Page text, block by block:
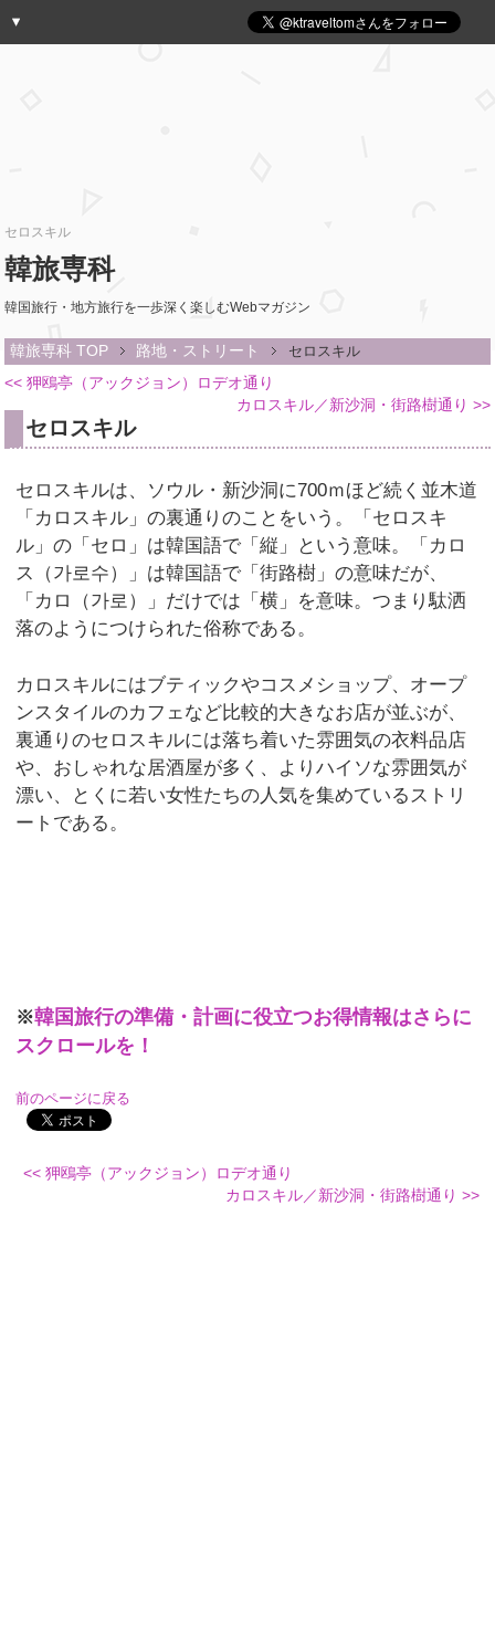
セロスキル
韓旅専科
韓国旅行・地方旅行を一歩深く楽しむWebマガジン
韓旅専科 TOP 路地・ストリート
セロスキル
<< 狎鴎亭（アックジョン）ロデオ通り
カロスキル／新沙洞・街路樹通り >>
セロスキル
セロスキルは、ソウル・新沙洞に700ｍほど続く並木道
「カロスキル」の裏通りのことをいう。「セロスキ
ル」の「セロ」は韓国語で「縦」という意味。「カロ
ス（가로수）」は韓国語で「街路樹」の意味だが、
「カロ（가로）」だけでは「横」を意味。つまり駄洒
落のようにつけられた俗称である。
カロスキルにはブティックやコスメショップ、オープ
ンスタイルのカフェなど比較的大きなお店が並ぶが、
裏通りのセロスキルには落ち着いた雰囲気の衣料品店
や、おしゃれな居酒屋が多く、よりハイソな雰囲気が
漂い、とくに若い女性たちの人気を集めているストリ
ートである。
※韓国旅行の準備・計画に役立つお得情報はさらに
スクロールを！
前のページに戻る
<< 狎鴎亭（アックジョン）ロデオ通り
カロスキル／新沙洞・街路樹通り >>